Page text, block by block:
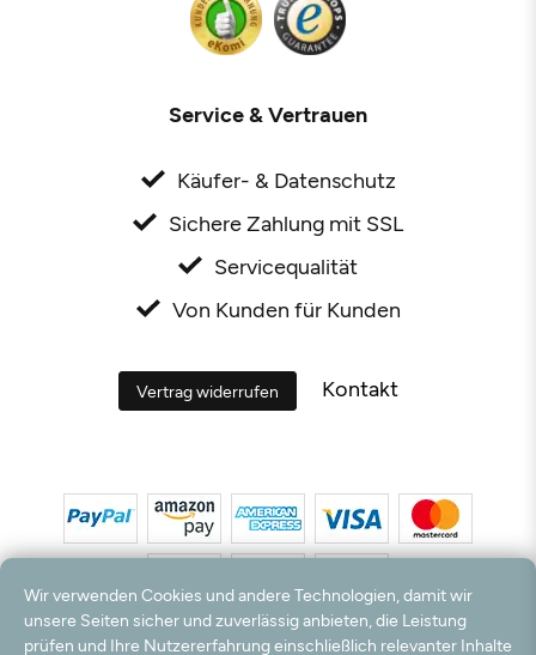
Service & Vertrauen
Käufer- & Datenschutz
Sichere Zahlung mit SSL
Servicequalität
Von Kunden für Kunden
Vertrag widerrufen Kontakt
Wir verwenden Cookies und andere Technologien, damit wir
unsere Seiten sicher und zuverlässig anbieten, die Leistung
prüfen und Ihre Nutzererfahrung einschließlich relevanter Inhalte